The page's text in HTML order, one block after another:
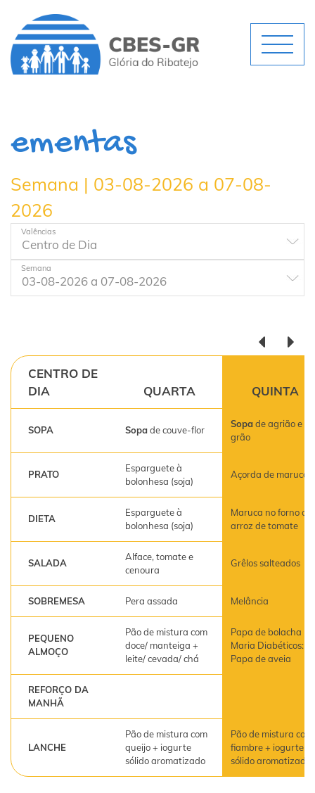
ementas
Semana | 03-08-2026 a 07-08-
2026
Valências
Semana
CENTRO DE
DIA
QUARTA QUINTA
SOPA Sopade couve-flor
Sopade agrião e
grão
PRATO
Esparguete à
bolonhesa (soja)
Açorda de maruca
DIETA
Esparguete à
bolonhesa (soja)
Maruca no forno
arroz de tomate
SALADA
Alface, tomate e
cenoura
Grêlos salteados
SOBREMESA Pera assada Melância
PEQUENO
ALMOÇO
Pão de mistura com
doce/ manteiga +
leite/ cevada/ chá
Papa de bolacha
Maria Diabéticos:
Papa de aveia
REFORÇO DA
MANHÃ
LANCHE
Pão de mistura com
queijo + iogurte
sólido aromatizado
Pão de mistura com
fiambre + iogurte
sólido aromatizado